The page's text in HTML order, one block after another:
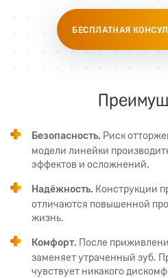
БЕСПЛАТНАЯ
Безопасность. Риск
модели линейки
эффектов и осложнений.
Надёжность. Конструкции
отличаются повышенной
жизнь.
Комфорт. После
заменяет утраченный зуб.
чувствует никакого